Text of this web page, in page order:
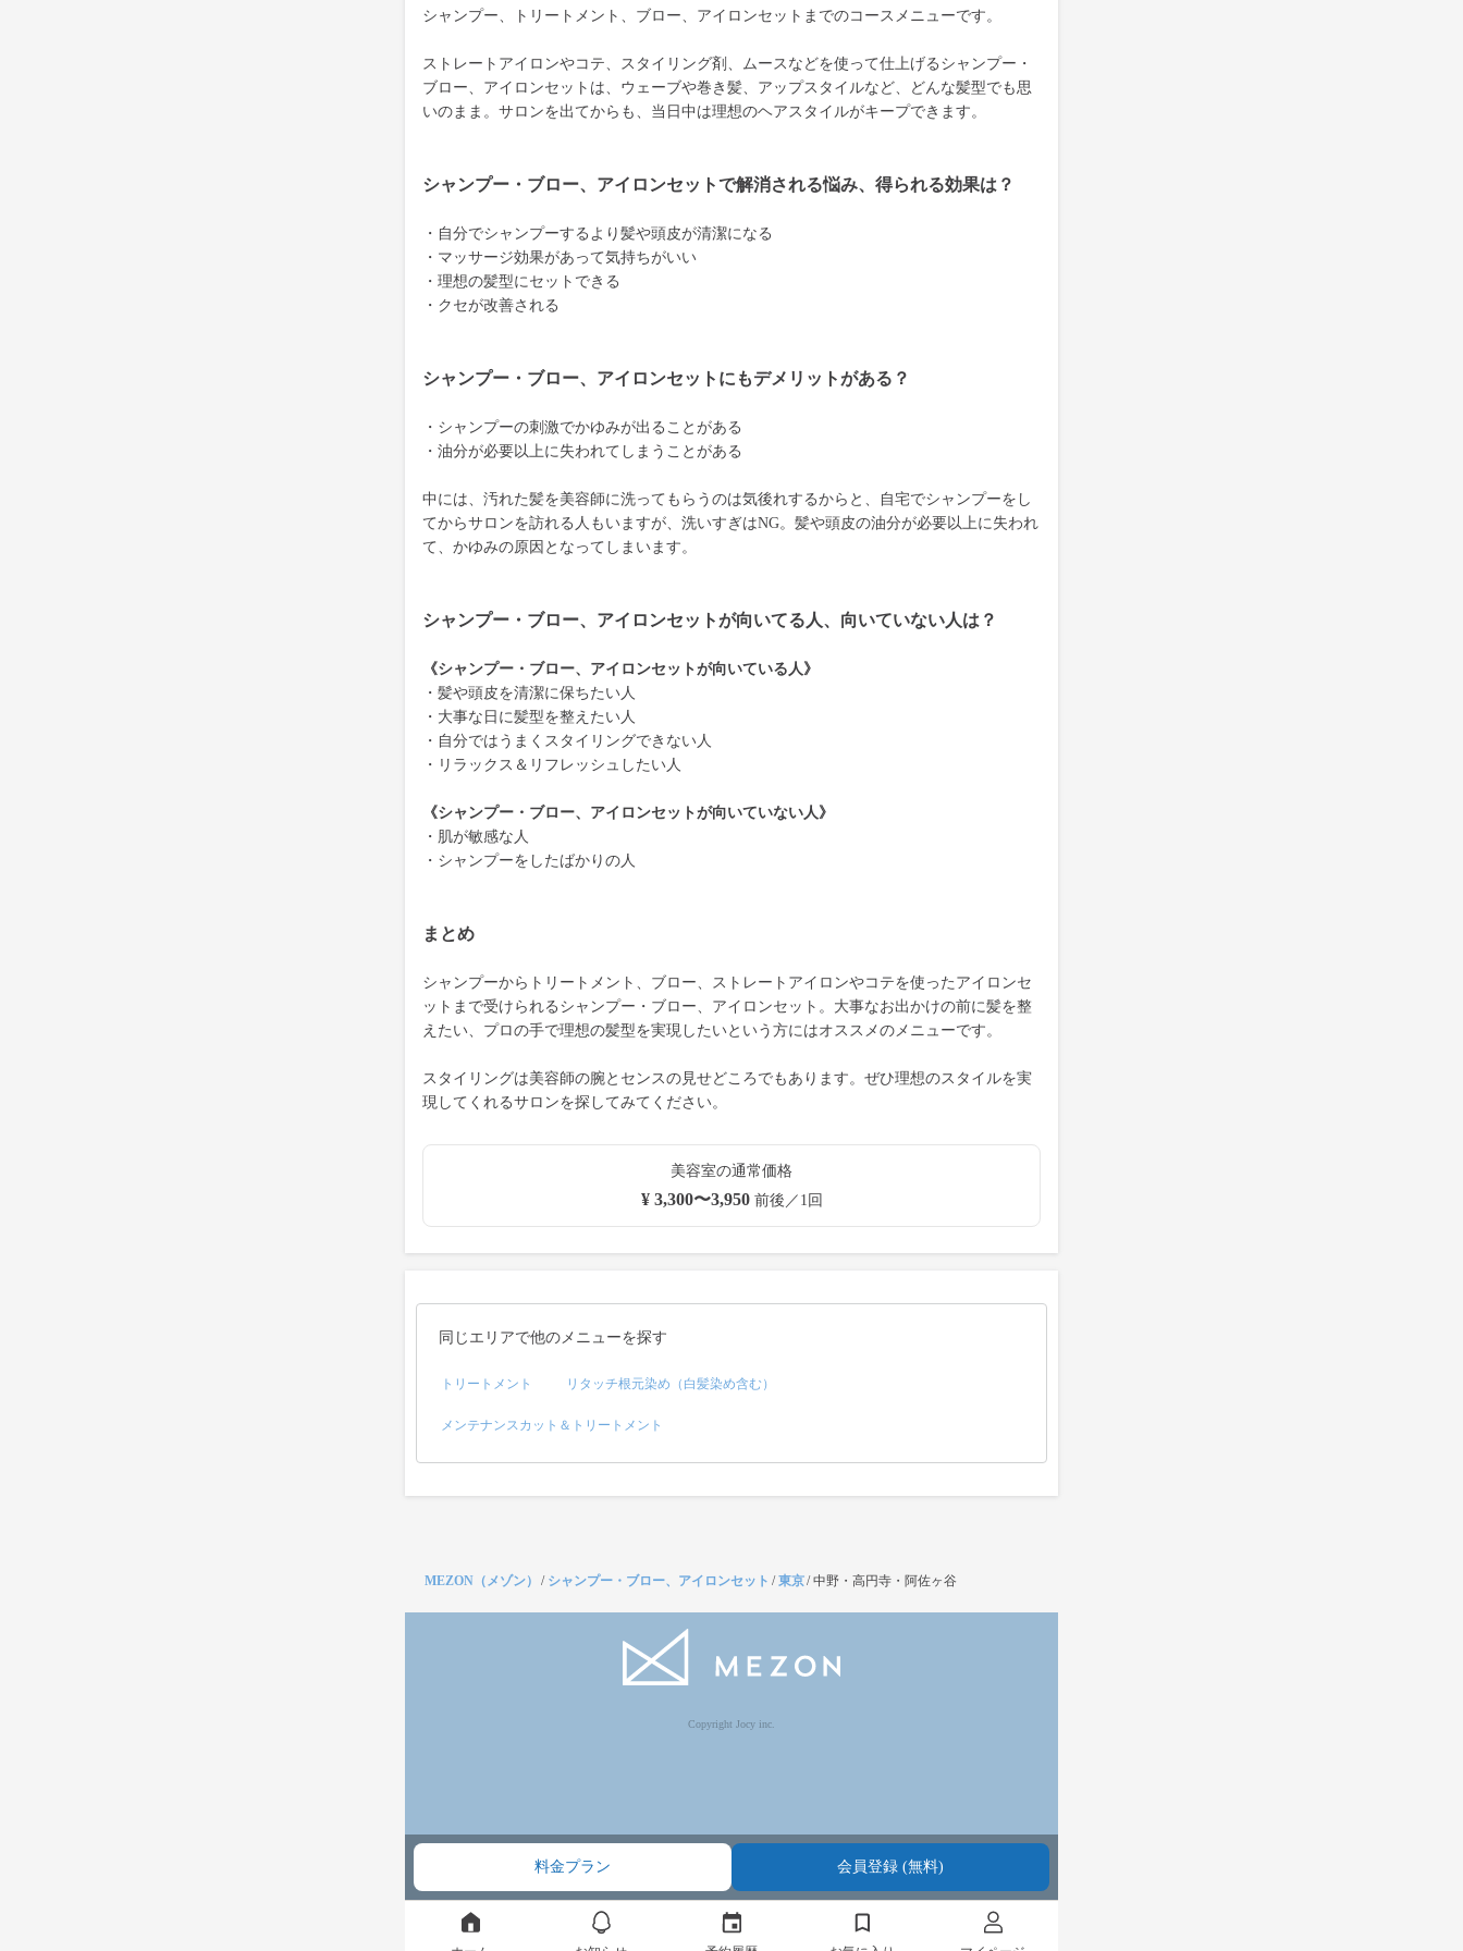
シャンプー、トリートメント、ブロー、アイロンセットまでのコースメニューです。
ストレートアイロンやコテ、スタイリング剤、ムースなどを使って仕上げるシャンプー・
ブロー、アイロンセットは、ウェーブや巻き髪、アップスタイルなど、どんな髪型でも思
いのまま。サロンを出てからも、当日中は理想のヘアスタイルがキープできます。
シャンプー・ブロー、アイロンセットで解消される悩み、得られる効果は？
・自分でシャンプーするより髪や頭皮が清潔になる
・マッサージ効果があって気持ちがいい
・理想の髪型にセットできる
・クセが改善される
シャンプー・ブロー、アイロンセットにもデメリットがある？
・シャンプーの刺激でかゆみが出ることがある
・油分が必要以上に失われてしまうことがある
中には、汚れた髪を美容師に洗ってもらうのは気後れするからと、自宅でシャンプーをし
てからサロンを訪れる人もいますが、洗いすぎはNG。髪や頭皮の油分が必要以上に失われ
て、かゆみの原因となってしまいます。
シャンプー・ブロー、アイロンセットが向いてる人、向いていない人は？
《シャンプー・ブロー、アイロンセットが向いている人》
・髪や頭皮を清潔に保ちたい人
・大事な日に髪型を整えたい人
・自分ではうまくスタイリングできない人
・リラックス＆リフレッシュしたい人
《シャンプー・ブロー、アイロンセットが向いていない人》
・肌が敏感な人
・シャンプーをしたばかりの人
まとめ
シャンプーからトリートメント、ブロー、ストレートアイロンやコテを使ったアイロンセ
ットまで受けられるシャンプー・ブロー、アイロンセット。大事なお出かけの前に髪を整
えたい、プロの手で理想の髪型を実現したいという方にはオススメのメニューです。
スタイリングは美容師の腕とセンスの見せどころでもあります。ぜひ理想のスタイルを実
現してくれるサロンを探してみてください。
美容室の通常価格
¥ 3,300〜3,950前後／1回
同じエリアで他のメニューを探す
トリートメント リタッチ根元染め（白髪染め含む）
メンテナンスカット＆トリートメント
料金プラン 会員登録 (無料)
MEZON（メゾン） / シャンプー・ブロー、アイロンセット /東京/中野・高円寺・阿佐ヶ谷
Copyright Jocy inc.